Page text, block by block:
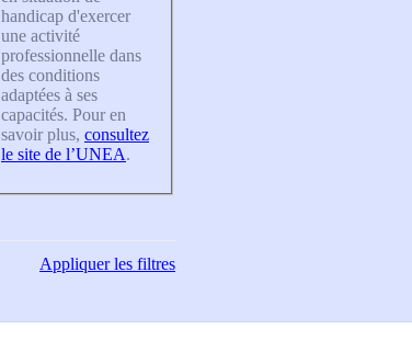
handicap d'exercer
une activité
professionnelle dans
des conditions
adaptées à ses
capacités. Pour en
savoir plus, consultez
le site de l’UNEA.
Appliquerles filtres